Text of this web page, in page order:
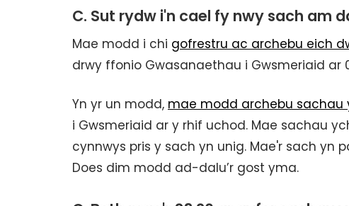
C. Sut rydw i'n cael fy nwy sach am
Mae modd i chi gofrestru ac archebu eich
drwy ffonio Gwasanaethau i Gwsmeriaid ar
Yn yr un modd, mae modd archebu sachau
i Gwsmeriaid ar y rhif uchod. Mae sachau
cynnwys pris y sach yn unig. Mae'r sach yn
Does dim modd ad-dalu’r gost yma.